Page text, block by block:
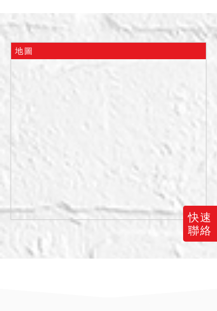
快速
聯絡
⒈分別標價，合併拍賣。
⒉本件建物由債權人自住，
先承買權。
轉證書辦理所有權移轉登
記，此部分由買受人自理。
關認定係屬違章建築，拍定
人應自行承受拆除之危險。
地圖